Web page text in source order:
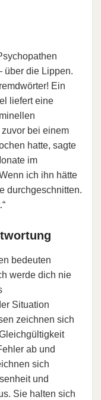
über die Lippen.
Ein
liefert eine
bei einem
hatte, sagte
im
ich ihn hätte
durchgeschnitten.
bedeuten
werde dich nie
Situation
zeichnen sich
ab und
sich
und
Sie halten sich